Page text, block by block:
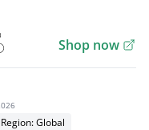
Shop now
Region: Global